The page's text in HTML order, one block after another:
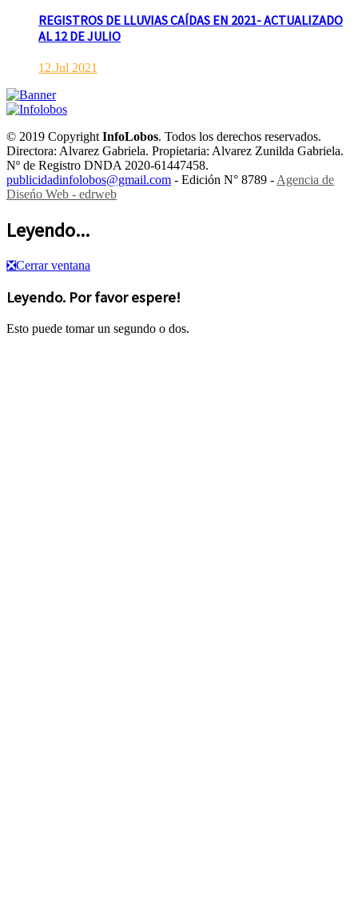
REGISTROS DE LLUVIAS CAÍDAS EN 2021- ACTUALIZADO
AL 12 DE JULIO
12.Jul 2021
© 2019 CopyrightInfoLobos. Todos los derechos reservados.
Directora: Alvarez Gabriela. Propietaria: Alvarez Zunilda Gabriela.
Nº de Registro DNDA 2020-61447458.
publicidadinfolobos@gmail.com - Edición N° 8789 -Agencia de
Diseńo Web - edrweb
Leyendo...
❎Cerrar ventana
Leyendo. Por favor espere!
Esto puede tomar un segundo o dos.